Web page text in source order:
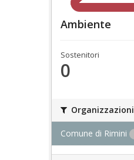
Ambiente
Sostenitori
0
Organizzazioni
Comune di Rimini